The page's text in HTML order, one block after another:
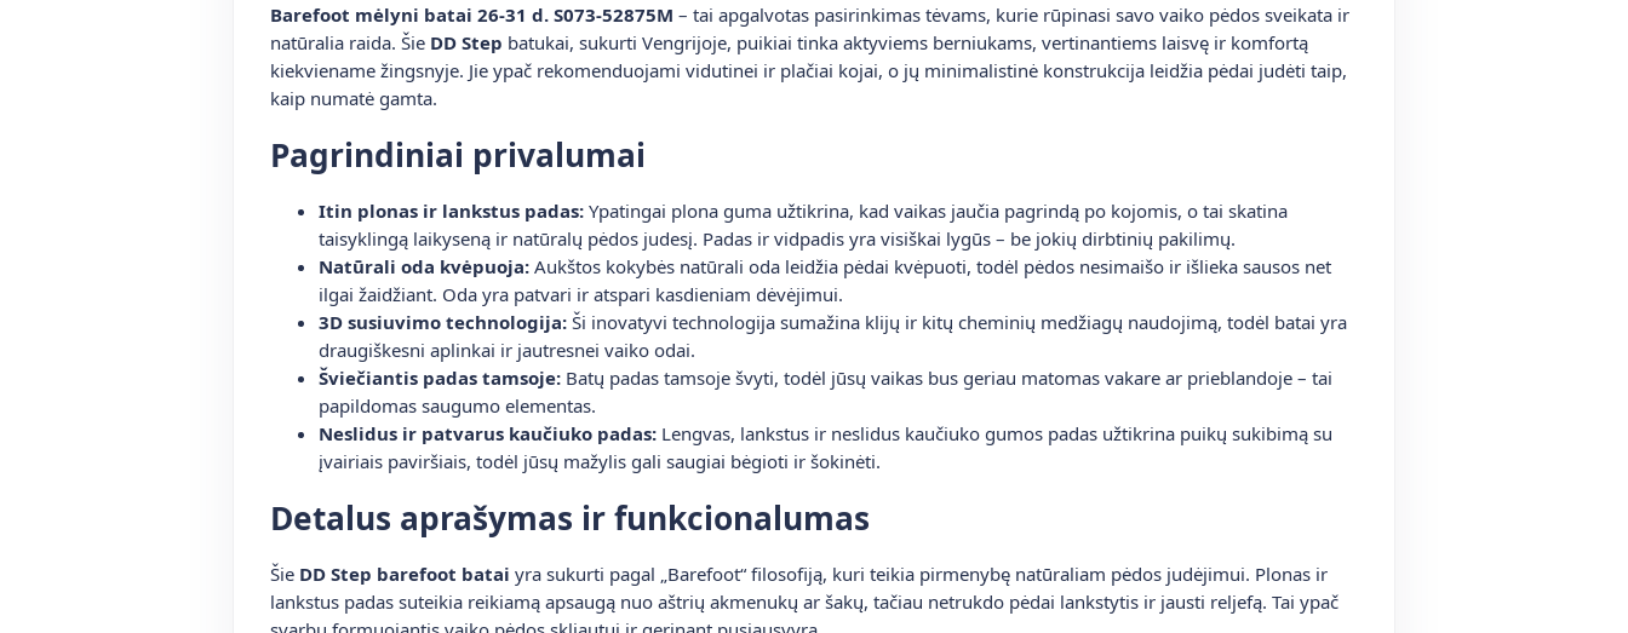
Barefoot mėlyni batai 26-31 d. S073-52875M – tai apgalvotas pasirinkimas tėvams, kurie rūpinasi savo vaiko pėdos sveikata ir
natūralia raida. Šie DD Step batukai, sukurti Vengrijoje, puikiai tinka aktyviems berniukams, vertinantiems laisvę ir komfortą
kiekviename žingsnyje. Jie ypač rekomenduojami vidutinei ir plačiai kojai, o jų minimalistinė konstrukcija leidžia pėdai judėti taip,
kaip numatė gamta.
Pagrindiniai privalumai
Itin plonas ir lankstus padas: Ypatingai plona guma užtikrina, kad vaikas jaučia pagrindą po kojomis, o tai skatina
taisyklingą laikyseną ir natūralų pėdos judesį. Padas ir vidpadis yra visiškai lygūs – be jokių dirbtinių pakilimų.
Natūrali oda kvėpuoja: Aukštos kokybės natūrali oda leidžia pėdai kvėpuoti, todėl pėdos nesimaišo ir išlieka sausos net
ilgai žaidžiant. Oda yra patvari ir atspari kasdieniam dėvėjimui.
3D susiuvimo technologija: Ši inovatyvi technologija sumažina klijų ir kitų cheminių medžiagų naudojimą, todėl batai yra
draugiškesni aplinkai ir jautresnei vaiko odai.
Šviečiantis padas tamsoje: Batų padas tamsoje švyti, todėl jūsų vaikas bus geriau matomas vakare ar prieblandoje – tai
papildomas saugumo elementas.
Neslidus ir patvarus kaučiuko padas: Lengvas, lankstus ir neslidus kaučiuko gumos padas užtikrina puikų sukibimą su
įvairiais paviršiais, todėl jūsų mažylis gali saugiai bėgioti ir šokinėti.
Detalus aprašymas ir funkcionalumas
Šie DD Step barefoot batai yra sukurti pagal „Barefoot“ filosofiją, kuri teikia pirmenybę natūraliam pėdos judėjimui. Plonas ir
lankstus padas suteikia reikiamą apsaugą nuo aštrių akmenukų ar šakų, tačiau netrukdo pėdai lankstytis ir jausti reljefą. Tai ypač